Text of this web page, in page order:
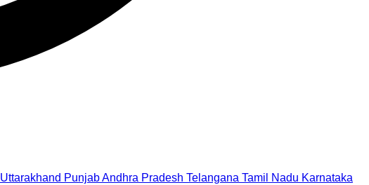
Uttarakhand PunjabAndhra Pradesh Telangana Tamil Nadu Karnataka